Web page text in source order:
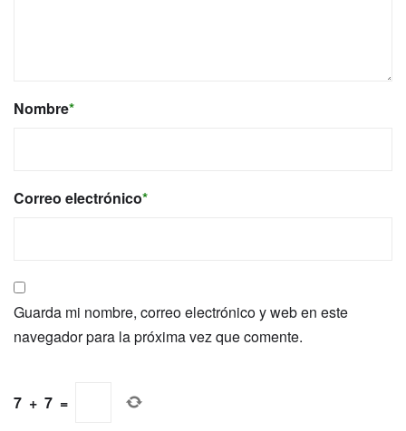
Nombre*
Correo electrónico*
Guarda mi nombre, correo electrónico y web en este
navegador para la próxima vez que comente.
7 + 7 =